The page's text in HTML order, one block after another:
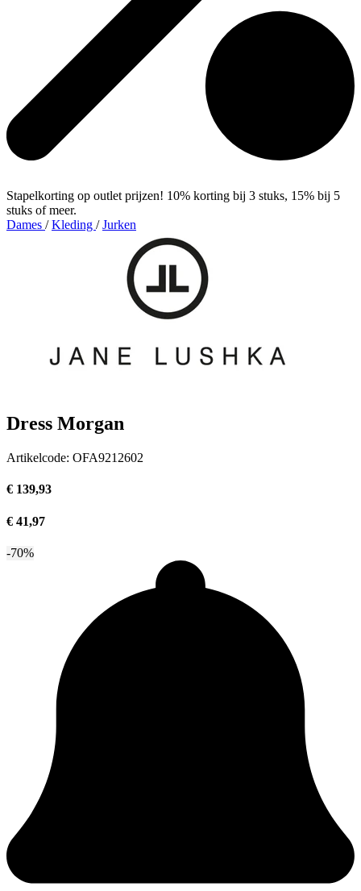
Stapelkorting op outlet prijzen! 10% korting bij 3 stuks, 15% bij 5
stuks of meer.
Dames / Kleding / Jurken
Dress Morgan
Artikelcode: OFA9212602
€ 139,93
€ 41,97
-70%